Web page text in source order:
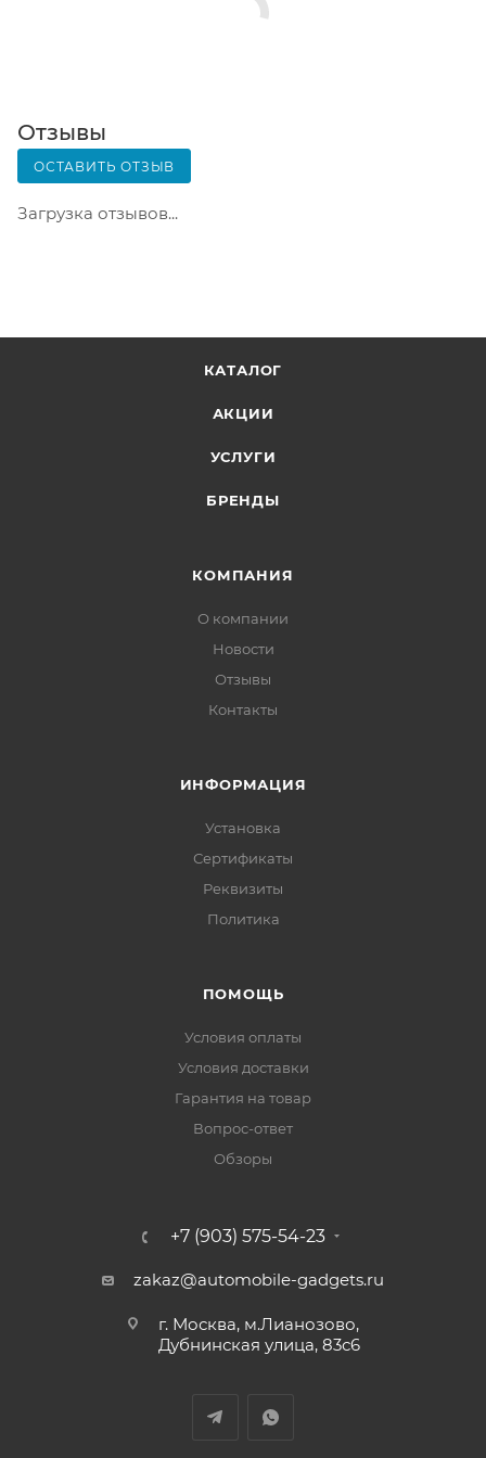
Почтовая доставка через почту России. Когда
Вскрывать коробку самостоятельно вы можете
только после оплаты заказа. Один заказ может
содержать не больше 10 позиций и его стоимость
не должна превышать 100 000 р.
Отзывы
ОСТАВИТЬ ОТЗЫВ
Загрузка отзывов...
КАТАЛОГ
АКЦИИ
УСЛУГИ
БРЕНДЫ
КОМПАНИЯ
О компании
Новости
Отзывы
Контакты
ИНФОРМАЦИЯ
Установка
Сертификаты
Реквизиты
Политика
ПОМОЩЬ
Условия оплаты
Условия доставки
Гарантия на товар
Вопрос-ответ
Обзоры
+7 (903) 575-54-23
zakaz@automobile-gadgets.ru
г. Москва, м.Лианозово,
Дубнинская улица, 83с6